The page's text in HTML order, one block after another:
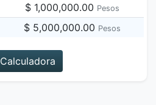
$ 1,000,000.00 Pesos
$ 5,000,000.00 Pesos
Calculadora